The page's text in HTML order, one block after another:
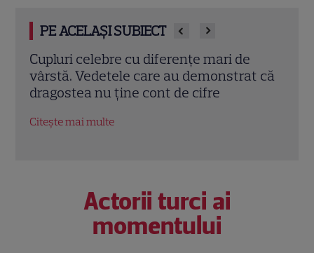
PE ACELAȘI SUBIECT
Cu ce s-a ocupat Oana Moșneagu
înainte de a deveni actriță. Cum a ajuns
să locuiască în India: „Te îmbogățești
Actorii turci ai
momentului